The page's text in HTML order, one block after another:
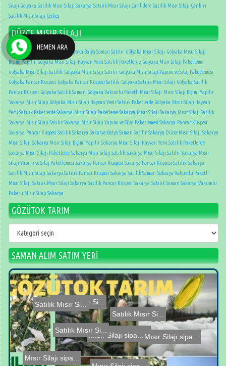
Silajı Gölyaka Satılık Mısır Silajı Sakarya Satılık Mısır Silajı Çamlıdere Satılık Mısır Silajı Çankırı
Satılık Mısır Silajı Çerkeş
DÜZCE MISIR SİLAJI
Balya Saman Satılır Sakarya Gölyaka Balya Saman Satılır Gölyaka Mısır Silajı Gölyaka Mısır Silajı
Biçimi Yapılır Gölyaka Mısır Silajı Hayvan Yemi Satılık Paketlerde Gölyaka Mısır Silajı Paketleme
Gölyaka Mısır Silajı Satılık Gölyaka Mısır Silajı Satılır Gölyaka Mısır Silajı Yapımı ve Silaj Paketlemesi
Gölyaka Pancar Küspesi Gölyaka Pancar Küspesi Satılık Gölyaka Satılık Mısır Silaji Gölyaka Satılık
Pancar Küspesi Gölyaka Satılık Saman Gölyaka Vakumlu Paketli Mısır Silajı Mısır Silajı Biçimi Yapılır
Sakarya Mısır Silajı Gölyaka Mısır Silajı Hayvan Yemi Satılık Paketlerde Gölyaka Mısır Silajı Hayvan
Yemi Satılık Paketlerde Sakarya Mısır Silajı Paketleme Sakarya Mısır Silajı Sakarya Mısır Silajı Satılık
Sakarya Mısır Silajı Satılır Sakarya Mısır Silajı Yapımı ve Silaj Paketlemesi Sakarya Pancar Küspesi
Sakarya Pancar Küspesi Satılık Sakarya Sakarya Balya Saman Satılır Sakarya Düzce Mısır Silajı Sakarya
Mısır Silajı Sakarya Mısır Silajı Biçimi Yapılır Sakarya Mısır Silajı Hayvan Yemi Satılık Paketlerde
Sakarya Mısır Silajı Paketleme Sakarya Mısır Silajı Satılık Sakarya Mısır Silajı Satılır Sakarya Mısır
Silajı Yapımı ve Silaj Paketlemesi Sakarya Pancar Küspesi Sakarya Pancar Küspesi Satılık Sakarya
Satılık Mısır Silaji Sakarya Satılık Pancar Küspesi Sakarya Satılık Saman Sakarya Vakumlu Paketli
Mısır Silajı Satılık Mısır Silaji Sakarya Satılık Pancar Küspesi Sakarya Satılık Saman Sakarya Vakumlu
Paketli Mısır Silajı Sakarya
GÖZÜTOK TARIM
TARIM
SAMAN ALIM SATIM YERİ
Mısır Silajı sipa...
Satılık Mısır Si...
Mısır Silajı sipa...
Satılık Mısır Si... Mısır Silajı sipa...
Satılık Mısır Si...
Mısır silajı sipa...
Mısır Silajı sipa...
Satılık Mısır Si...
Mısır Silajı sipa...
HEMEN ARA